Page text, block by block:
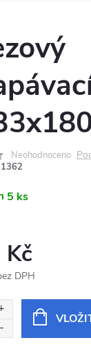
Neohodnoceno
1362
5 ks
DPH